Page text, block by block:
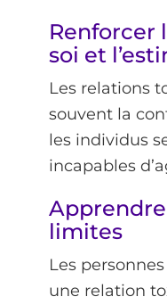
Renforcer
soi et
Les relations
souvent la
les individus
incapables
limites
Les
une relation